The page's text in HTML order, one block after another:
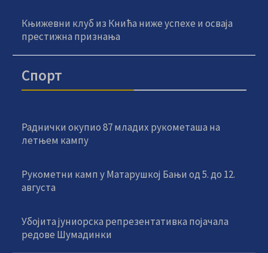
Књижевни клуб из Кнића ниже успехе и осваја
престижна признања
Спорт
Раднички окупио 87 младих рукометаша на
летњем кампу
Рукометни камп у Матарушкој Бањи од 5. до 12.
августа
Убојита јуниорска репрезентативка појачала
редове Шумадинки